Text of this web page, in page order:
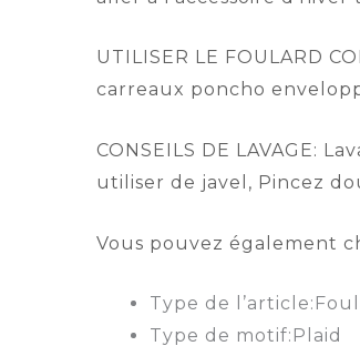
UTILISER LE FOULARD
carreaux poncho
CONSEILS DE LAVAGE:
utiliser de javel, Pincez
Vous pouvez également
Type de l’article:
Type de motif: Plaid